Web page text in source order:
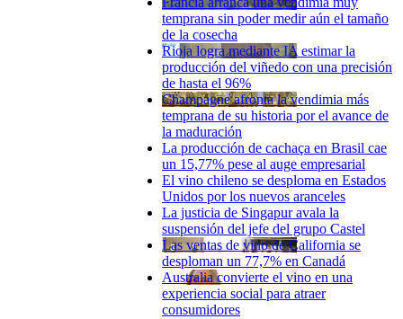
temprana sin poder medir aún el tamaño
de la cosecha
Rioja logra mediante IA estimar la
producción del viñedo con una precisión
de hasta el 96%
Champagne afronta la vendimia más
temprana de su historia por el avance de
la maduración
La producción de cachaça en Brasil cae
un 15,77% pese al auge empresarial
El vino chileno se desploma en Estados
Unidos por los nuevos aranceles
La justicia de Singapur avala la
suspensión del jefe del grupo Castel
Las ventas de vino de California se
desploman un 77,7% en Canadá
Australia convierte el vino en una
experiencia social para atraer
consumidores